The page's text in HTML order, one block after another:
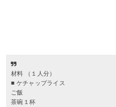
材料 （１人分）
■ ケチャップライス
ご飯
茶碗１杯